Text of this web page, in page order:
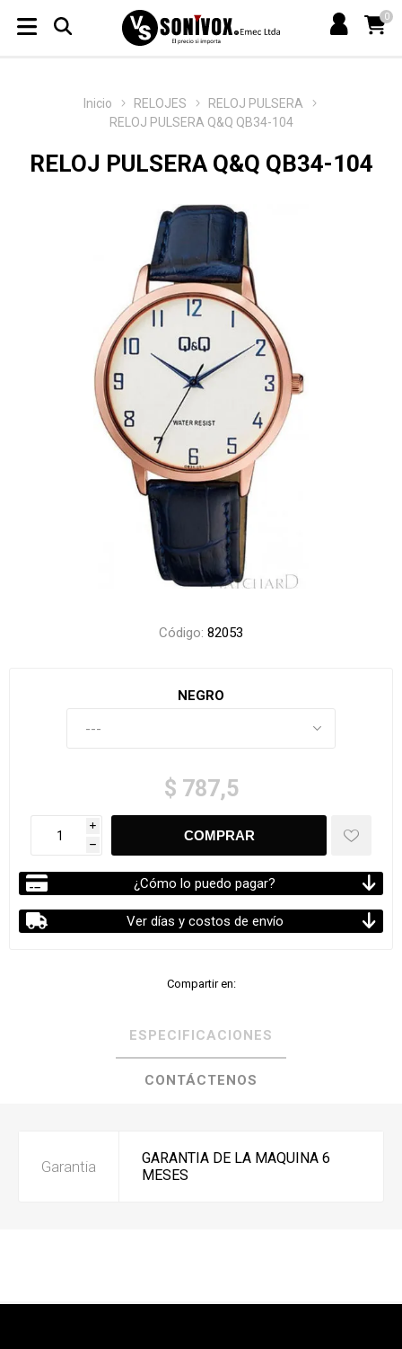
0
Inicio RELOJES
RELOJ PULSERA
RELOJ PULSERA Q&Q QB34-104
RELOJ PULSERA Q&Q QB34-104
Código: 82053
NEGRO
$ 787,5
i
h
¿Cómo lo puedo pagar?
Ver días y costos de envío
Compartir en:
ESPECIFICACIONES
CONTÁCTENOS
Garantia
GARANTIA DE LA MAQUINA 6
MESES